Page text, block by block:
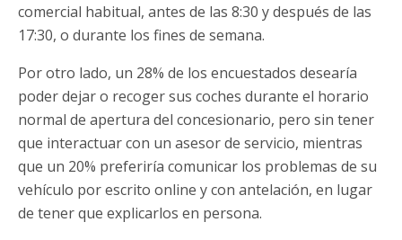
comercial habitual, antes de las 8:30 y después de las
17:30, o durante los fines de semana.
Por otro lado, un 28% de los encuestados desearía
poder dejar o recoger sus coches durante el horario
normal de apertura del concesionario, pero sin tener
que interactuar con un asesor de servicio, mientras
que un 20% preferiría comunicar los problemas de su
vehículo por escrito online y con antelación, en lugar
de tener que explicarlos en persona.